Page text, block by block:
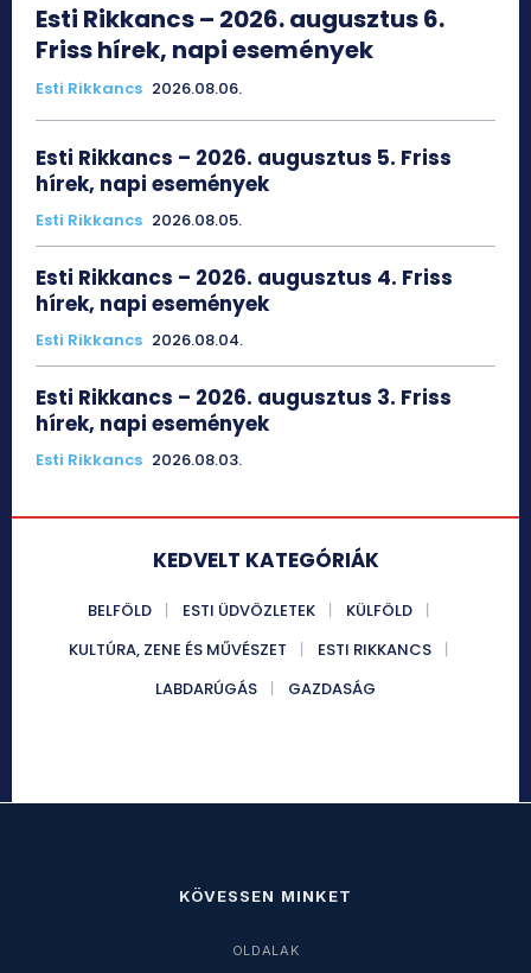
Esti Rikkancs – 2026. augusztus 6.
Friss hírek, napi események
Esti Rikkancs 2026.08.06.
Esti Rikkancs – 2026. augusztus 5. Friss
hírek, napi események
Esti Rikkancs 2026.08.05.
Esti Rikkancs – 2026. augusztus 4. Friss
hírek, napi események
Esti Rikkancs 2026.08.04.
Esti Rikkancs – 2026. augusztus 3. Friss
hírek, napi események
Esti Rikkancs 2026.08.03.
KEDVELT KATEGÓRIÁK
BELFÖLD ESTI ÜDVÖZLETEK
KÜLFÖLD
KULTÚRA, ZENE ÉS MŰVÉSZET
ESTI RIKKANCS
LABDARÚGÁS
GAZDASÁG
KÖVESSEN MINKET
OLDALAK